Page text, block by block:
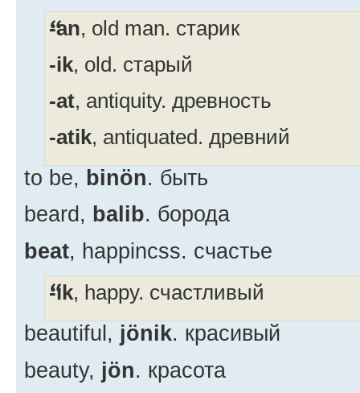
-an, old man. старик
-ik, old. старый
-at, antiquity. древность
-atik, antiquated. древний
to be, binön. быть
beard, balib. борода
beat, happincss. счастье
-ik, happy. счастливый
beautiful, jönik. красивый
beauty, jön. красота